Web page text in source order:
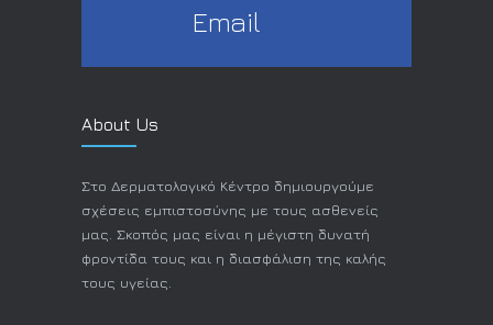
Email
About Us
Στο Δερματολογικό Κέντρο δημιουργούμε
σχέσεις εμπιστοσύνης με τους ασθενείς
μας. Σκοπός μας είναι η μέγιστη δυνατή
φροντίδα τους και η διασφάλιση της καλής
τους υγείας.